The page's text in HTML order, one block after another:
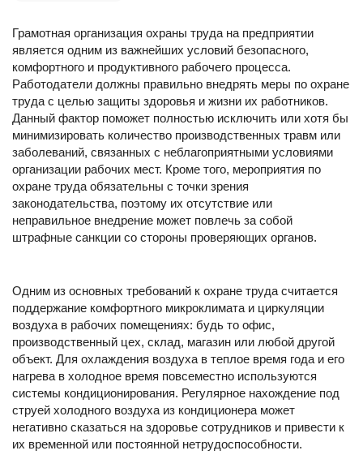
Грамотная организация охраны труда на предприятии
является одним из важнейших условий безопасного,
комфортного и продуктивного рабочего процесса.
Работодатели должны правильно внедрять меры по охране
труда с целью защиты здоровья и жизни их работников.
Данный фактор поможет полностью исключить или хотя бы
минимизировать количество производственных травм или
заболеваний, связанных с неблагоприятными условиями
организации рабочих мест. Кроме того, мероприятия по
охране труда обязательны с точки зрения
законодательства, поэтому их отсутствие или
неправильное внедрение может повлечь за собой
штрафные санкции со стороны проверяющих органов.
Одним из основных требований к охране труда считается
поддержание комфортного микроклимата и циркуляции
воздуха в рабочих помещениях: будь то офис,
производственный цех, склад, магазин или любой другой
объект. Для охлаждения воздуха в теплое время года и его
нагрева в холодное время повсеместно используются
системы кондиционирования. Регулярное нахождение под
струей холодного воздуха из кондиционера может
негативно сказаться на здоровье сотрудников и привести к
их временной или постоянной нетрудоспособности.